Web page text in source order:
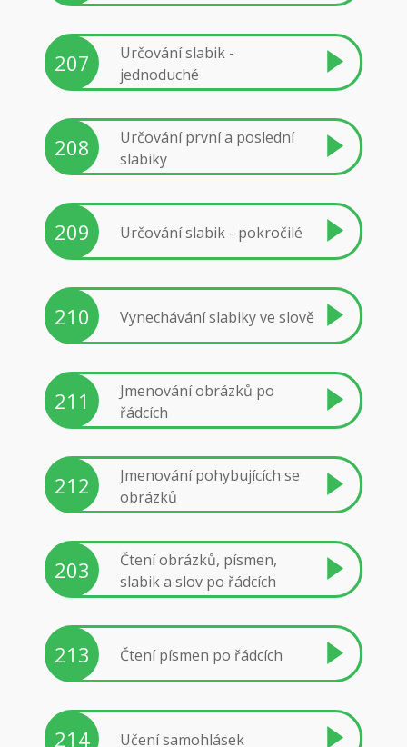
207
Určování slabik -
jednoduché
208
Určování první a poslední
slabiky
209 Určování slabik - pokročilé
210 Vynechávání slabiky ve slově
211
Jmenování obrázků po
řádcích
212
Jmenování pohybujících se
obrázků
203
Čtení obrázků, písmen,
slabik a slov po řádcích
213 Čtení písmen po řádcích
214 Učení samohlásek